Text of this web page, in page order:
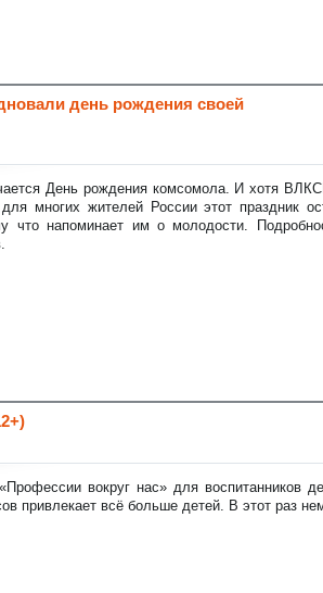
день рождения своей
День рождения комсомола. И хотя
многих жителей России этот праздник
что напоминает им о молодости.
вокруг нас» для воспитанников
привлекает всё больше детей. В этот раз